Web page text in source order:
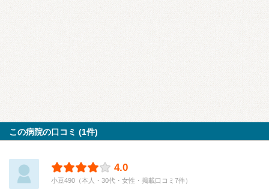
この病院の口コミ (1件)
4.0
小豆490（本人・30代・女性・掲載口コミ7件）